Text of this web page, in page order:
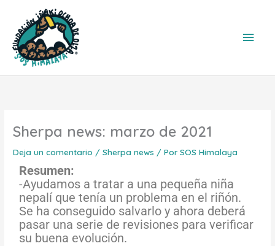
contenido
Sherpa news: marzo de 2021
Deja un comentario /Sherpa news / PorSOS Himalaya
Resumen:
-Ayudamos a tratar a una pequeña niña
nepalí que tenía un problema en el riñón.
Se ha conseguido salvarlo y ahora deberá
pasar una serie de revisiones para verificar
su buena evolución.